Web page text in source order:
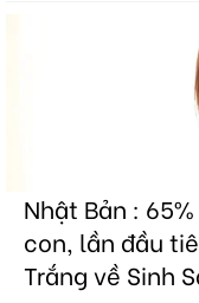
Nhật Bản :
con, lần đầu
Trắng về Sinh